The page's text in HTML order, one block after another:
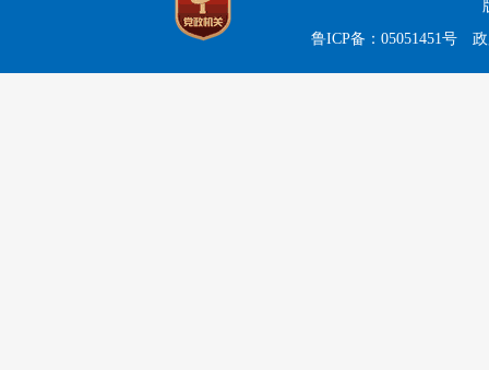
鲁ICP备：05051451号